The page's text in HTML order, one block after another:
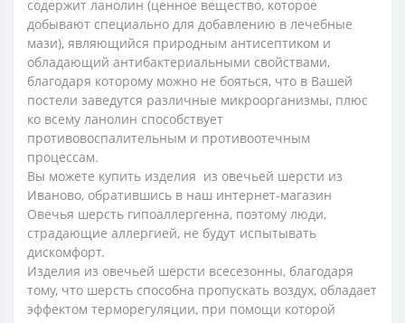
содержит ланолин (ценное вещество, которое
добывают специально для добавлению в лечебные
мази), являющийся природным антисептиком и
обладающий антибактериальными свойствами,
благодаря которому можно не бояться, что в Вашей
постели заведутся различные микроорганизмы, плюс
ко всему ланолин способствует
противовоспалительным и противоотечным
процессам.
Вы можете купить изделия из овечьей шерсти из
Иваново, обратившись в наш интернет-магазин
Овечья шерсть гипоаллергенна, поэтому люди,
страдающие аллергией, не будут испытывать
дискомфорт.
Изделия из овечьей шерсти всесезонны, благодаря
тому, что шерсть способна пропускать воздух, обладает
эффектом терморегуляции, при помощи которой